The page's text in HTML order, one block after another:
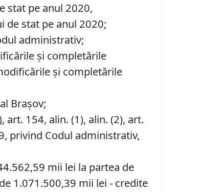
stat pe anul 2020,
de stat pe anul 2020;
administrativ;
și completările
și completările
Brașov;
art. 154, alin. (1), alin. (2), art.
privind Codul administrativ,
mii lei la partea de
1.071.500,39 mii lei - credite